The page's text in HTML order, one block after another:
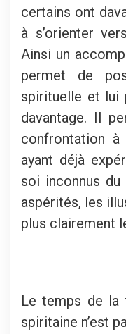
certains ont
à s’orienter
Ainsi un
permet de
spirituelle et lui
davantage. Il
confrontation
ayant déjà
soi inconnus du
aspérités, les
plus clairement
Le temps de la
spiritaine n’est